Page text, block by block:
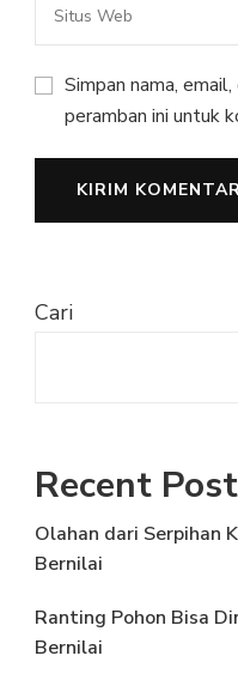
Simpan nama,
peramban ini untuk
Cari
Recent
Olahan dari Serpihan
Bernilai
Ranting Pohon Bisa
Bernilai